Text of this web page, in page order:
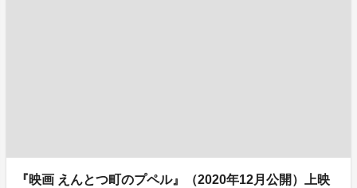
『映画 えんとつ町のプペル』（2020年12月公開）上映